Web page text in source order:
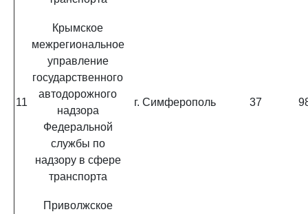
11
Крымское
межрегиональное
управление
государственного
автодорожного
надзора
Федеральной
службы по
надзору в сфере
транспорта
г. Симферополь 37
Приволжское